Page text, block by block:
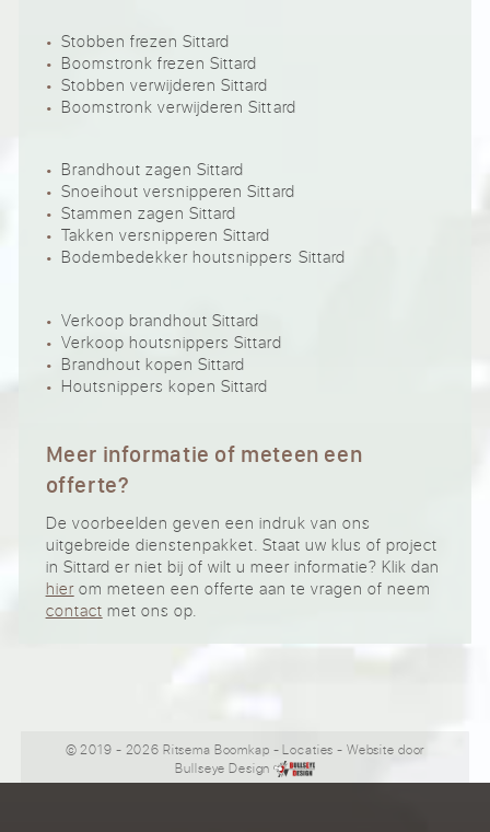
Stobben frezen Sittard
Boomstronk frezen Sittard
Stobben verwijderen Sittard
Boomstronk verwijderen Sittard
Brandhout zagen Sittard
Snoeihout versnipperen Sittard
Stammen zagen Sittard
Takken versnipperen Sittard
Bodembedekker houtsnippers Sittard
Verkoop brandhout Sittard
Verkoop houtsnippers Sittard
Brandhout kopen Sittard
Houtsnippers kopen Sittard
Meer informatie of meteen een
offerte?
De voorbeelden geven een indruk van ons
uitgebreide dienstenpakket. Staat uw klus of project
in Sittard er niet bij of wilt u meer informatie? Klik dan
hierom meteen een offerte aan te vragen of neem
contact met ons op.
© 2019 - 2026 Ritsema Boomkap -Locaties - Website door
Bullseye Design